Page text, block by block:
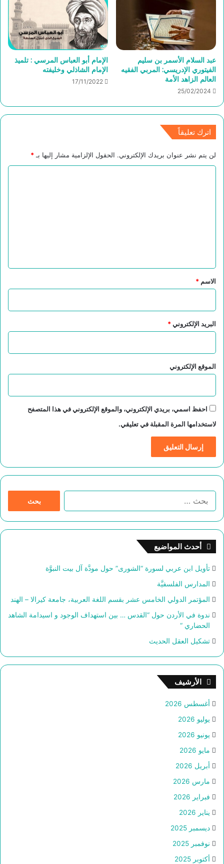
عبد السلام الأسمر بن سليم
الفيتوري الإدريسي: المربي الفقيه
العالم الزاهد الأمة
25/02/2024
الإمام أبو العباس المرسي : تلميذ
الإمام الشاذلي وخليفته
17/11/2022
اترك تعليقاً
لن يتم نشر عنوان بريدك الإلكتروني. الحقول الإلزامية مشار إليها بـ *
*
الاسم *
البريد الإلكتروني*
الموقع الإلكتروني
احفظ اسمي، بريدي الإلكتروني، والموقع الإلكتروني في هذا المتصفح
لاستخدامها المرة المقبلة في تعليقي.
:
أحدث المواضيع
تأويل ابن عربي لسورة “الشورى” حول مودَّة آل بيت النبوَّة
المدارس الفلسفيَّة
المؤتمر الدولي الخامس عشر بقسم اللغة العربية، جامعة كيرالا – الهند
ندوة في الأردن حول “القدس … بين استهداف الوجود و اسيدامة الشاهد
الحضاري “
تشكيل العقل الحديث
الأرشيف
أغسطس 2026
يوليو 2026
يونيو 2026
مايو 2026
أبريل 2026
مارس 2026
فبراير 2026
يناير 2026
ديسمبر 2025
نوفمبر 2025
أكتوبر 2025